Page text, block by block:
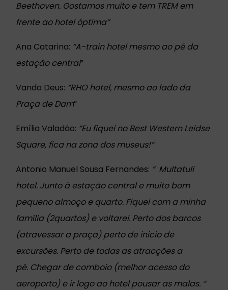
Beethoven. Gostamos muito e tem TREM em
frente ao hotel óptima”
Ana Catarina: “A-train hotel mesmo ao pé da
estação central”
Vanda Deus: “RHO hotel, mesmo ao lado da
Praça de Dam”
Emília Valadão: “Eu fiquei no Best Western Leidse
Square, fica na zona dos museus!”
Antonio Manuel Sousa Fernandes: “ Multatuli
hotel. Junto à estação central e muito bom
pequeno almoço e quarto. Fiquei com a minha
família (2quartos) e voltarei. Perto dos barcos
(atravessar a praça) perto de inicio de
excursões. Perto de todas as atracções a
pé. Chegar de comboio (melhor acesso do
aeroporto) e ir logo ao hotel pousar as malas. “